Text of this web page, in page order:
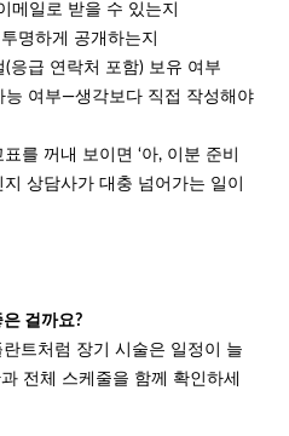
메일로 받을 수 있는지
명하게 공개하는지
응급 연락처 포함) 보유 여부
능 여부—생각보다 직접 작성해야
를 꺼내 보이면 ‘아, 이분 준비
상담사가 대충 넘어가는 일이
걸까요?
트처럼 장기 시술은 일정이 늘
전체 스케줄을 함께 확인하세